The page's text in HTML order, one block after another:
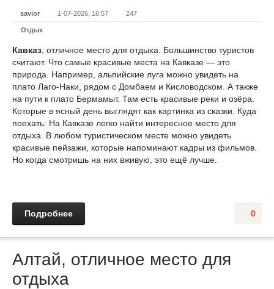
savior 1-07-2026, 16:57 247
Отдых
Кавказ , отличное место для отдыха. Большинство туристов
считают. Что самые красивые места на Кавказе — это
природа. Например, альпийские луга можно увидеть на
плато Лаго-Наки, рядом с Домбаем и Кисловодском. А также
на пути к плато Бермамыт. Там есть красивые реки и озёра.
Которые в ясный день выглядят как картинка из сказки. Куда
поехать: На Кавказе легко найти интересное место для
отдыха. В любом туристическом месте можно увидеть
красивые пейзажи, которые напоминают кадры из фильмов.
Но когда смотришь на них вживую, это ещё лучше.
0
Подробнее
Алтай, отличное место для
отдыха